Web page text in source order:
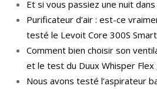
Et si vous passiez une nuit dans
Purificateur d’air : est-ce
testé le Levoit Core 300S Smart
Comment bien choisir son
et le test du Duux Whisper Flex
Nous avons testé l’aspirateur